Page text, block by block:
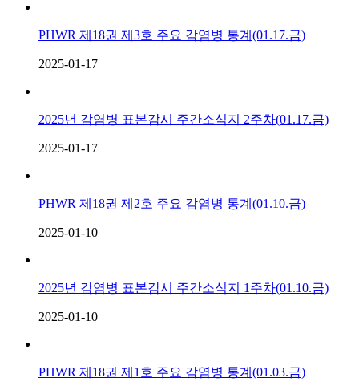
PHWR 제18권 제3호 주요 감염병 통계(01.17.금)
2025-01-17
2025년 감염병 표본감시 주간소식지 2주차(01.17.금)
2025-01-17
PHWR 제18권 제2호 주요 감염병 통계(01.10.금)
2025-01-10
2025년 감염병 표본감시 주간소식지 1주차(01.10.금)
2025-01-10
PHWR 제18권 제1호 주요 감염병 통계(01.03.금)